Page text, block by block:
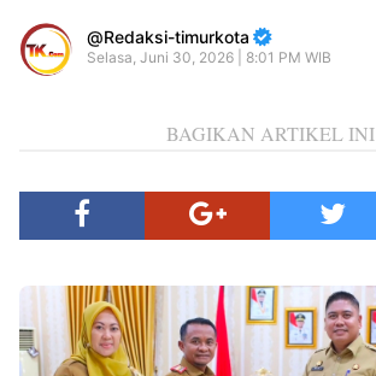
Redaksi-timurkota
Selasa, Juni 30, 2026 | 8:01 PM WIB
BAGIKAN ARTIKEL INI